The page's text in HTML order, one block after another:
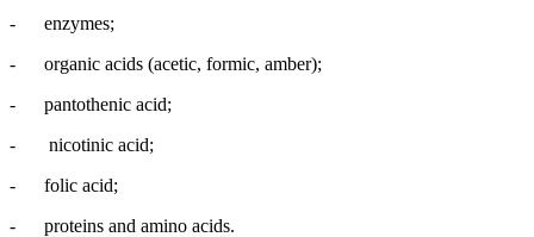
- enzymes;
- organic acids (acetic, formic, amber);
- pantothenic acid;
- nicotinic acid;
- folic acid;
- proteins and amino acids.